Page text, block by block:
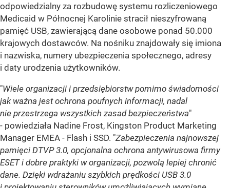
odpowiedzialny za rozbudowę systemu rozliczeniowego
Medicaid w Północnej Karolinie stracił nieszyfrowaną
pamięć USB, zawierającą dane osobowe ponad 50.000
krajowych dostawców. Na nośniku znajdowały się imiona
i nazwiska, numery ubezpieczenia społecznego, adresy
i daty urodzenia użytkowników.
"Wiele organizacji i przedsiębiorstw pomimo świadomości
jak ważna jest ochrona poufnych informacji, nadal
nie przestrzega wszystkich zasad bezpieczeństwa"
- powiedziała Nadine Frost, Kingston Product Marketing
Manager EMEA - Flash i SSD. "Zabezpieczenia najnowszej
pamięci DTVP 3.0, opcjonalna ochrona antywirusowa firmy
ESET i dobre praktyki w organizacji, pozwolą lepiej chronić
dane. Dzięki wdrażaniu szybkich prędkości USB 3.0